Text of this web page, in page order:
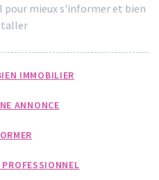
pour mieux s'informer et bien
IMMOBILIER
ANNONCE